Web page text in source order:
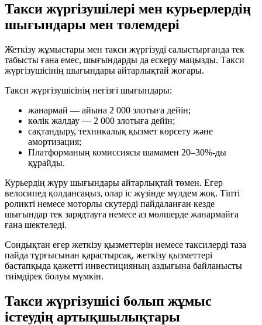
Такси жүргізушілері мен курьерлердің
шығындары мен төлемдері
Жеткізу жұмыстары мен такси жүргізуді салыстырғанда тек
табысты ғана емес, шығындарды да ескеру маңызды. Такси
жүргізушісінің шығындары айтарлықтай жоғары.
Такси жүргізушісінің негізгі шығындары:
жанармай — айына 2 000 злотыға дейін;
көлік жалдау — 2 000 злотыға дейін;
сақтандыру, техникалық қызмет көрсету және
амортизация;
Платформаның комиссиясы шамамен 20–30%-ды
құрайды.
Курьердің жүру шығындары айтарлықтай төмен. Егер
велосипед қолдансаңыз, олар іс жүзінде мүлдем жоқ. Тіпті
роликті немесе моторлы скутерді пайдаланған кезде
шығындар тек зарядтауға немесе аз мөлшерде жанармайға
ғана шектеледі.
Сондықтан егер жеткізу қызметтерін немесе таксилерді таза
пайда тұрғысынан қарастырсақ, жеткізу қызметтері
бастапқыда қажетті инвестицияның аздығына байланысты
тиімдірек болуы мүмкін.
Такси жүргізушісі болып жұмыс
істеудің артықшылықтары